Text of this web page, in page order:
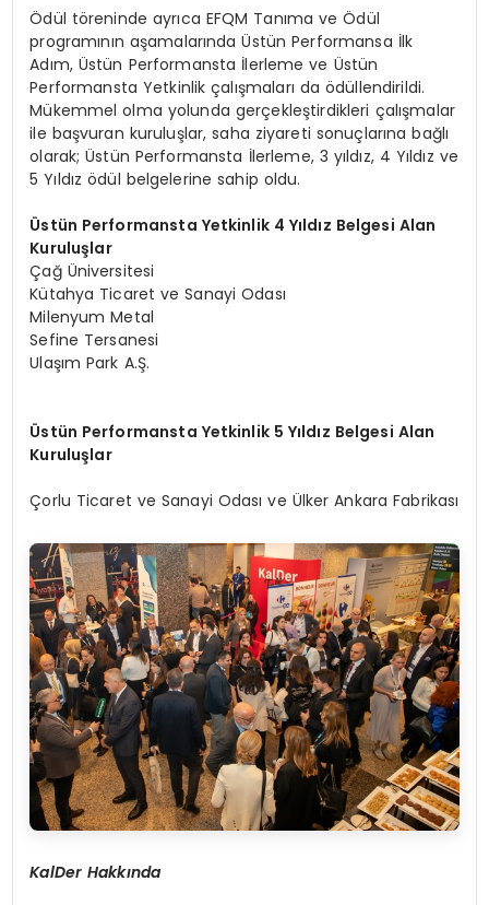
Ödül töreninde ayrıca EFQM Tanıma ve Ödül
programının aşamalarında Üstün Performansa İlk
Adım, Üstün Performansta İlerleme ve Üstün
Performansta Yetkinlik çalışmaları da ödüllendirildi.
Mükemmel olma yolunda gerçekleştirdikleri çalışmalar
ile başvuran kuruluşlar, saha ziyareti sonuçlarına bağlı
olarak; Üstün Performansta İlerleme, 3 yıldız, 4 Yıldız ve
5 Yıldız ödül belgelerine sahip oldu.
Üstün Performansta Yetkinlik 4 Yıldız Belgesi Alan
Kuruluşlar
Çağ Üniversitesi
Kütahya Ticaret ve Sanayi Odası
Milenyum Metal
Sefine Tersanesi
Ulaşım Park A.Ş.
Üstün Performansta Yetkinlik 5 Yıldız Belgesi Alan
Kuruluşlar
Çorlu Ticaret ve Sanayi Odası ve Ülker Ankara Fabrikası
KalDer Hakkında